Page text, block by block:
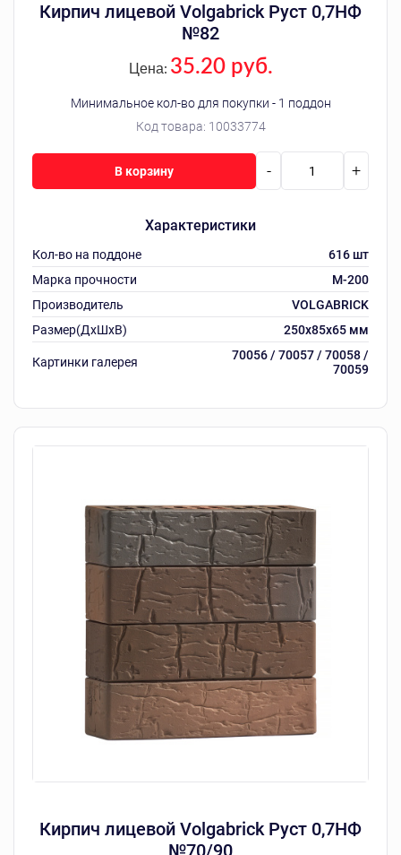
Кирпич лицевой Volgabrick Руст 0,7НФ
№82
Код товара: 10033774
Цена: 35.20 руб.
Минимальное кол-во для покупки - 1 поддон
Характеристики
Кол-во на поддоне
616 шт
Марка прочности
М-200
Производитель
VOLGABRICK
Размер(ДхШхВ)
250х85х65 мм
Картинки галерея
70056 / 70057 / 70058 /
70059
- +
В корзину
Кирпич лицевой Volgabrick Руст 0,7НФ
№70/90